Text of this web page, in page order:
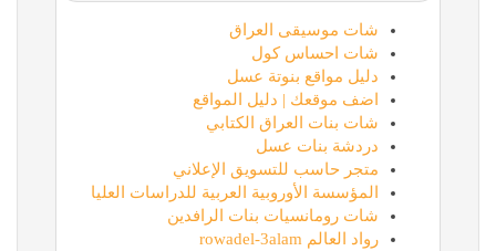
شات موسيقى العراق
شات احساس كول
دليل مواقع بنوتة عسل
اضف موقعك | دليل المواقع
شات بنات العراق الكتابي
دردشة بنات عسل
متجر حاسب للتسويق الإعلاني
المؤسسة الأوروبية العربية للدراسات العليا
شات رومانسيات بنات الرافدين
رواد العالم rowadel-3alam